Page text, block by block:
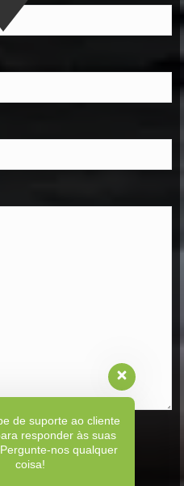
de suporte ao cliente
responder às suas
nos qualquer
coisa!